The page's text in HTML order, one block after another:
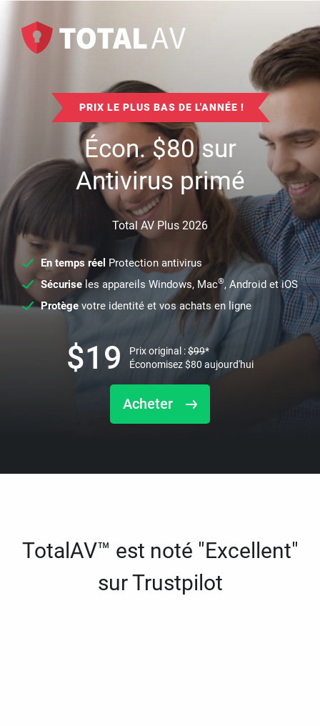
PRIX LE PLUS BAS DE L'ANNÉE !
Écon.$80sur
Antivirus primé
Total AV Plus 2026
En temps réel Protection antivirus
Sécuriseles appareils Windows, Mac®, Android et iOS
Protège votre identité et vos achats en ligne
Acheter
$19 Prix original :$99*
Économisez$80 aujourd'hui
TotalAV™ est noté "Excellent"
sur Trustpilot